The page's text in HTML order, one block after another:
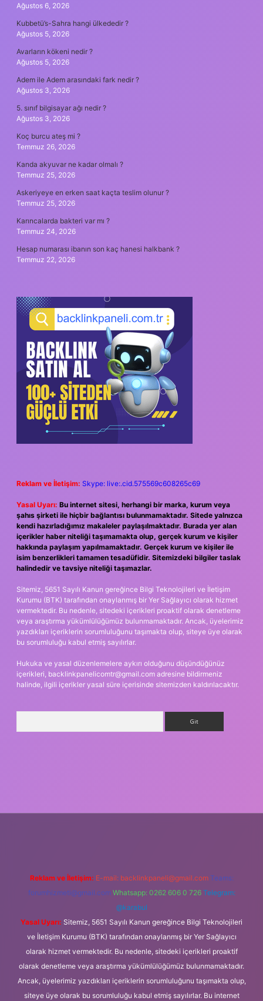
Ağustos 6, 2026
Kubbetü’s-Sahra hangi ülkededir ?
Ağustos 5, 2026
Avarların kökeni nedir ?
Ağustos 5, 2026
Adem ile Adem arasındaki fark nedir ?
Ağustos 3, 2026
5. sınıf bilgisayar ağı nedir ?
Ağustos 3, 2026
Koç burcu ateş mi ?
Temmuz 26, 2026
Kanda akyuvar ne kadar olmalı ?
Temmuz 25, 2026
Askeriyeye en erken saat kaçta teslim olunur ?
Temmuz 25, 2026
Karıncalarda bakteri var mı ?
Temmuz 24, 2026
Hesap numarası ibanın son kaç hanesi halkbank ?
Temmuz 22, 2026
Reklam ve İletişim: Skype: live:.cid.575569c608265c69
Yasal Uyarı: Bu internet sitesi, herhangi bir marka, kurum veya
şahıs şirketi ile hiçbir bağlantısı bulunmamaktadır. Sitede yalnızca
kendi hazırladığımız makaleler paylaşılmaktadır. Burada yer alan
içerikler haber niteliği taşımamakta olup, gerçek kurum ve kişiler
hakkında paylaşım yapılmamaktadır. Gerçek kurum ve kişiler ile
isim benzerlikleri tamamen tesadüfidir. Sitemizdeki bilgiler taslak
halindedir ve tavsiye niteliği taşımazlar.
Sitemiz, 5651 Sayılı Kanun gereğince Bilgi Teknolojileri ve İletişim
Kurumu (BTK) tarafından onaylanmış bir Yer Sağlayıcı olarak hizmet
vermektedir. Bu nedenle, sitedeki içerikleri proaktif olarak denetleme
veya araştırma yükümlülüğümüz bulunmamaktadır. Ancak, üyelerimiz
yazdıkları içeriklerin sorumluluğunu taşımakta olup, siteye üye olarak
bu sorumluluğu kabul etmiş sayılırlar.
Hukuka ve yasal düzenlemelere aykırı olduğunu düşündüğünüz
içerikleri, backlinkpanelicomtr@gmail.com adresine bildirmeniz
halinde, ilgili içerikler yasal süre içerisinde sitemizden kaldırılacaktır.
Reklam ve İletişim: E-mail: backlinkpaneli@gmail.com Teams:
forumhizmeti@gmail.com Whatsapp: 0262 606 0 726 Telegram:
@karabul
Yasal Uyarı: Sitemiz, 5651 Sayılı Kanun gereğince Bilgi Teknolojileri
ve İletişim Kurumu (BTK) tarafından onaylanmış bir Yer Sağlayıcı
olarak hizmet vermektedir. Bu nedenle, sitedeki içerikleri proaktif
olarak denetleme veya araştırma yükümlülüğümüz bulunmamaktadır.
Ancak, üyelerimiz yazdıkları içeriklerin sorumluluğunu taşımakta olup,
siteye üye olarak bu sorumluluğu kabul etmiş sayılırlar. Bu internet